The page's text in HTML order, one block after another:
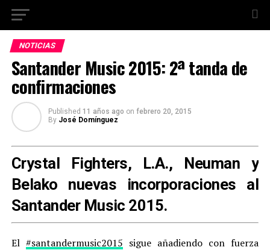
NOTICIAS
Santander Music 2015: 2ª tanda de
confirmaciones
Published 11 años ago on febrero 20, 2015
By José Domínguez
Crystal Fighters, L.A., Neuman y
Belako nuevas incorporaciones al
Santander Music 2015.
El #santandermusic2015 sigue añadiendo con fuerza